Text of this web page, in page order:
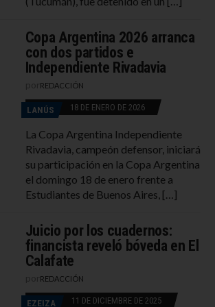
Copa Argentina 2026 arranca
con dos partidos e
Independiente Rivadavia
REDACCIÓN
LANÚS 18 DE ENERO DE 2026
La Copa Argentina Independiente
Rivadavia, campeón defensor, iniciará
su participación en la Copa Argentina
el domingo 18 de enero frente a
Estudiantes de Buenos Aires, […]
Juicio por los cuadernos:
financista reveló bóveda en El
Calafate
REDACCIÓN
EZEIZA 11 DE DICIEMBRE DE 2025